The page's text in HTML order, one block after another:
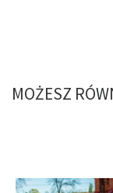
MOŻESZ